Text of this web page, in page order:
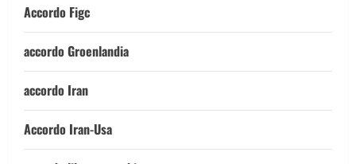
Accordo Figc
accordo Groenlandia
accordo Iran
Accordo Iran-Usa